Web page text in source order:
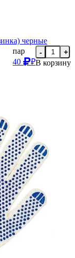
черные
пар
40
₽
- +
В корзину